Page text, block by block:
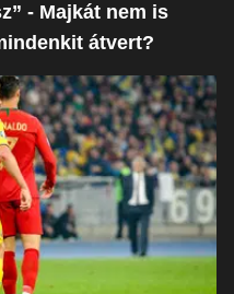
- Majkát nem is
átvert?